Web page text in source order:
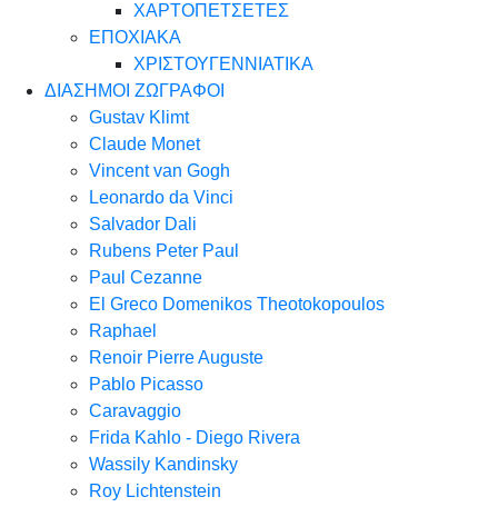
ΧΑΡΤΟΠΕΤΣΕΤΕΣ
ΕΠΟΧΙΑΚΑ
ΧΡΙΣΤΟΥΓΕΝΝΙΑΤΙΚΑ
ΔΙΑΣΗΜΟΙ ΖΩΓΡΑΦΟΙ
Gustav Klimt
Claude Monet
Vincent van Gogh
Leonardo da Vinci
Salvador Dali
Rubens Peter Paul
Paul Cezanne
El Greco Domenikos Theotokopoulos
Raphael
Renoir Pierre Auguste
Pablo Picasso
Caravaggio
Frida Kahlo - Diego Rivera
Wassily Kandinsky
Roy Lichtenstein